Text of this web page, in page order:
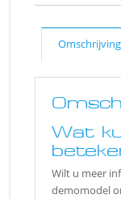
Omschrijving
Wat
Wilt u meer
demomodel